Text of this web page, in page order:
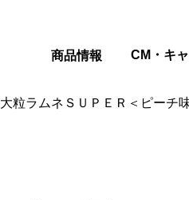
商品情報 CM・キ
大粒ラムネＳＵＰＥＲ＜ピーチ